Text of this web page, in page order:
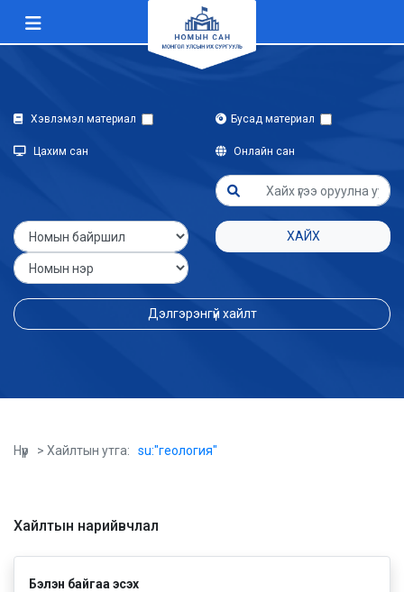
Хэвлэмэл материал Бусад материал
Цахим сан Онлайн сан
ХАЙХ
Дэлгэрэнгүй хайлт
Нүүр > Хайлтын утга: su:"геология"
Хайлтын нарийвчлал
Бэлэн байгаа эсэх